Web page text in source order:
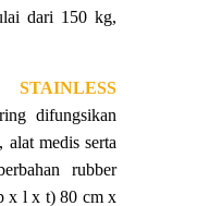
dari 150 kg,
difungsikan
alat medis serta
rubber
x l x t) 80 cm x